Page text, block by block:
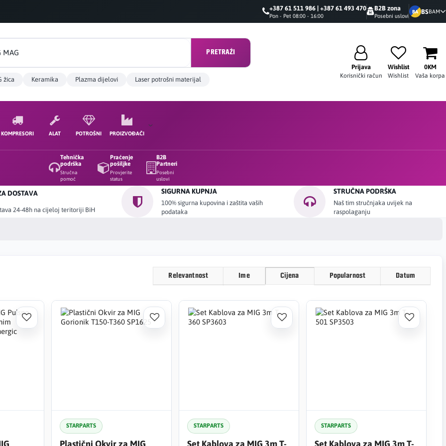
+387 61 511 986 | +387 61 493 470
Pon - Pet 08:00 - 16:00
B2B zona
Posebni uslovi
BA BSBAM
PRETRAŽI
žica Keramika Plazma dijelovi Laser potrošni materijal
Prijava
Korisnički račun
Wishlist
Wishlist
0KM
Vaša korpa
KOMPRESORI ALAT POTROŠNI PROIZVOĐAČI
Tehnička
podrška
Stručna
pomoć
Praćenje
pošiljke
Provjerite
status
B2B
Partneri
Posebni
uslovi
DOSTAVA
24-48h na cijeloj teritoriji BiH
SIGURNA KUPNJA
100% sigurna kupovina i zaštita vaših
podataka
STRUČNA PODRŠKA
Naš tim stručnjaka uvijek na
raspolaganju
Relevantnost Ime Cijena Popularnost Datum
STARPARTS
Plastični Okvir za MIG
STARPARTS
Set Kablova za MIG 3m T-
STARPARTS
Set Kablova za MIG 3m T-